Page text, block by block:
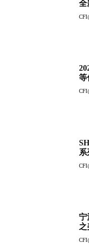
全
等
系
宁
之